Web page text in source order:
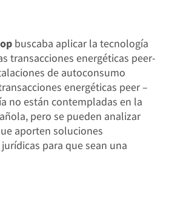
buscaba aplicar la tecnología
transacciones energéticas peer-
de autoconsumo
energéticas peer –
no están contempladas en la
pero se pueden analizar
aporten soluciones
para que sean una